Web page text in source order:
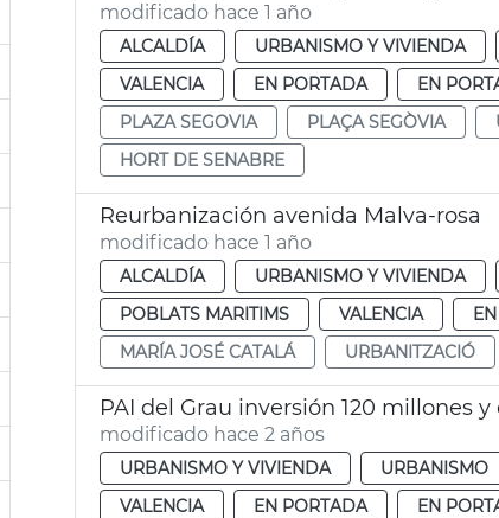
modificado hace 1 año
ALCALDÍA URBANISMO Y VIVIENDA
VALENCIA
EN PORTADA EN
PLAZA SEGOVIA
PLAÇA SEGÒVIA
HORT DE SENABRE
Reurbanización avenida Malva-rosa
modificado hace 1 año
ALCALDÍA URBANISMO Y VIVIENDA
POBLATS MARITIMS
VALENCIA
MARÍA JOSÉ CATALÁ
URBANITZACIÓ
PAI del Grau inversión 120 millones
modificado hace 2 años
URBANISMO Y VIVIENDA URBANISMO
VALENCIA
EN PORTADA EN